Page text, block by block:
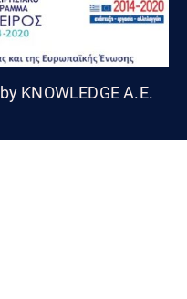
KNOWLEDGE A.E.